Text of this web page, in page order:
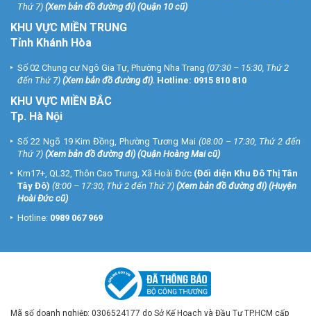
Thứ 7) (Xem bản đồ đường đi) (Quận 10 cũ)
KHU VỰC MIỀN TRUNG
Tỉnh Khánh Hòa
Số 02 Chung cư Ngô Gia Tự, Phường Nha Trang (07:30 – 15:30, Thứ 2
đến Thứ 7) (Xem bản đồ đường đi). Hotline: 0915 810 810
KHU VỰC MIỀN BẮC
Tp. Hà Nội
Số 22 Ngõ 19 Kim Đồng, Phường Tương Mai (08:00 – 17:30, Thứ 2 đến
Thứ 7) (Xem bản đồ đường đi) (Quận Hoàng Mai cũ)
Km17+, QL32, Thôn Cao Trung, Xã Hoài Đức (Đối diện Khu Đô Thị Tân
Tây Đô) (8:00 – 17:30, Thứ 2 đến Thứ 7) (Xem bản đồ đường đi) (Huyện
Hoài Đức cũ)
Hotline: 0989 067 969
Mã số doanh nghiệp: 0306524177 do Sở Kế Hoạch và Đầu Tư TP.HCM cấp